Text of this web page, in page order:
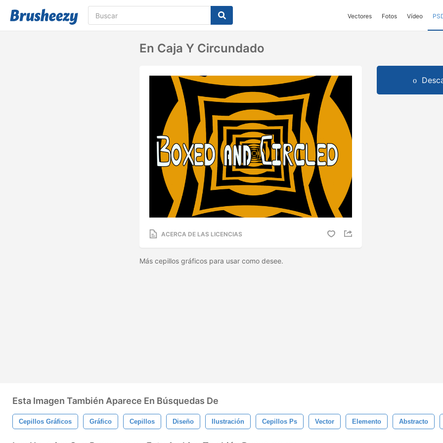
Vectores Fotos Vídeo
En Caja Y Circundado
ACERCA DE LAS LICENCIAS
Más cepillos gráficos para usar como desee.
Esta Imagen También Aparece En Búsquedas De
Cepillos Gráficos Gráfico Cepillos Diseño Ilustración Cepillos Ps Vector Elemento Abstracto